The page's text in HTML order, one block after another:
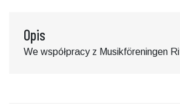
Opis
We współpracy z Musikföreningen